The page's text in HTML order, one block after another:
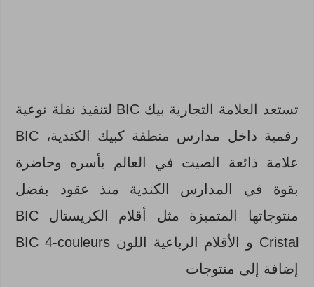
تستعد العلامة التجارية بيك BIC لتنفيذ نقلة نوعية
رقمية داخل مدارس منطقة كبيك الكندية، BIC
علامة ذائعة الصيت في العالم بأسره وحاضرة
بقوة في المدارس الكندية منذ عقود بفضل
منتوجاتها المتميزة مثل أقلام الكريستال BIC
Cristal و الأقلام الرباعية اللون BIC 4-couleurs
إضافة إلى منتوجات